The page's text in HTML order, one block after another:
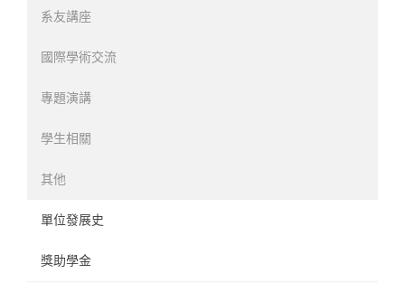
系友講座
國際學術交流
專題演講
學生相關
其他
單位發展史
獎助學金